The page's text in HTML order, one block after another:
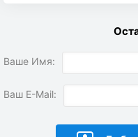
Ваше Имя:
Ваш E-Mail: